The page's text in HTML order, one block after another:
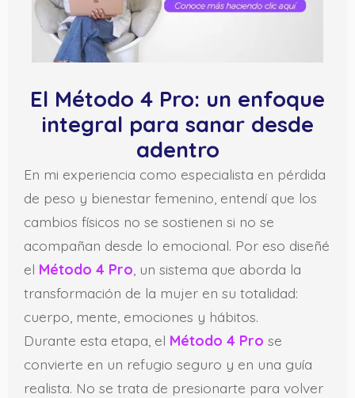
El Método 4 Pro: un enfoque
integral para sanar desde
adentro
En mi experiencia como especialista en pérdida
de peso y bienestar femenino, entendí que los
cambios físicos no se sostienen si no se
acompañan desde lo emocional. Por eso diseñé
el Método 4 Pro , un sistema que aborda la
transformación de la mujer en su totalidad:
cuerpo, mente, emociones y hábitos.
Durante esta etapa, el Método 4 Pro se
convierte en un refugio seguro y en una guía
realista. No se trata de presionarte para volver